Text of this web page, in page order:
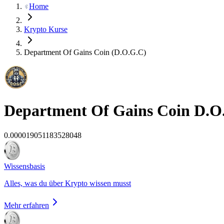
Home
Krypto Kurse
Department Of Gains Coin (D.O.G.C)
Department Of Gains Coin
0.000019051183528048
Wissensbasis
Alles, was du über Krypto wissen musst
Mehr erfahren